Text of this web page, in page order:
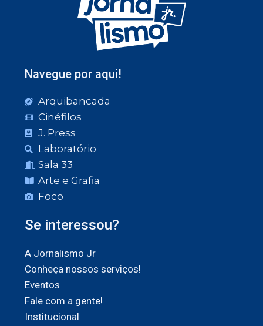
Navegue por aqui!
Arquibancada
Cinéfilos
J. Press
Laboratório
Sala 33
Arte e Grafia
Foco
Se interessou?
A Jornalismo Jr
Conheça nossos serviços!
Eventos
Fale com a gente!
Institucional